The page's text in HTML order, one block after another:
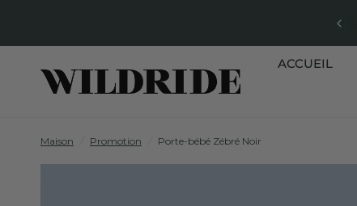
ACCUEIL
Maison Promotion Porte-bébé Zébré Noir